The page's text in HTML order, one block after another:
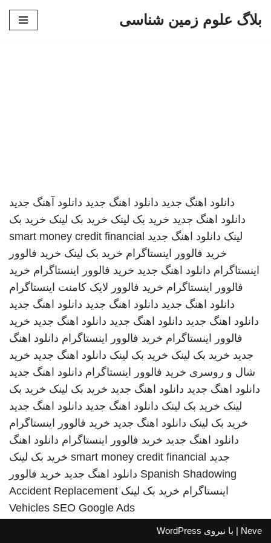
بلاگ علوم زمین شناسی
دانلود اهنگ جدید دانلود اهنگ جدید دانلود آهنگ جدید
دانلود اهنگ جدید خرید بک لینک خرید بک لینک خرید بک
لینک دانلود اهنگ جدید smart money credit financial
خرید فالوور اینستاگرام خرید بک لینک خرید فالوور
اینستاگرام دانلود اهنگ جدید خرید فالوور اینستاگرام خرید
فالوور اینستاگرام خرید فالوور لایک کامنت اینستاگرام
دانلود اهنگ جدید دانلود اهنگ جدید دانلود اهنگ جدید
دانلود اهنگ جدید دانلود اهنگ جدید دانلود اهنگ جدید خرید
فالوور اینستاگرام خرید فالوور اینستاگرام دانلود اهنگ
جدید خرید بک لینک خرید بک لینک دانلود اهنگ جدید خرید
شال و روسری خرید فالوور اینستاگرام دانلود اهنگ جدید
دانلود اهنگ جدید دانلود اهنگ جدید خرید بک لینک خرید بک
لینک خرید بک لینک دانلود اهنگ جدید دانلود اهنگ جدید
خرید بک لینک دانلود اهنگ جدید خرید فالوور اینستاگرام
دانلود اهنگ جدید خرید فالوور اینستاگرام دانلود اهنگ
جدید smart money credit financial خرید بک لینک
Spanish Shadowing دانلود اهنگ جدید خرید فالوور
اینستاگرام خرید بک لینک Accident Replacement
Vehicles SEO Google Ads
Neve | با نیروی WordPress